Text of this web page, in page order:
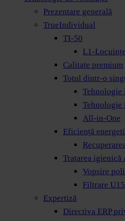
Prezentare generală
TrueIndividual
TI-50
L1-Locuințe
Calitate premium
Totul dintr-o
Tehnologie
Tehnologie
All-in-One
Eficiență
Tratarea igienică
Vopsire
Filtrare U15
Expertiză
Directiva ERP